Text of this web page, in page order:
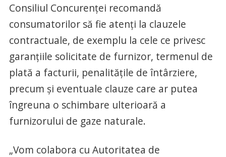
Consiliul Concurenţei recomandă
consumatorilor să fie atenţi la clauzele
contractuale, de exemplu la cele ce privesc
garanţiile solicitate de furnizor, termenul de
plată a facturii, penalităţile de întârziere,
precum şi eventuale clauze care ar putea
îngreuna o schimbare ulterioară a
furnizorului de gaze naturale.
„Vom colabora cu Autoritatea de